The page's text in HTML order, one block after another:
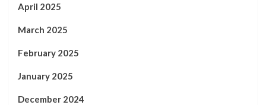
April 2025
March 2025
February 2025
January 2025
December 2024